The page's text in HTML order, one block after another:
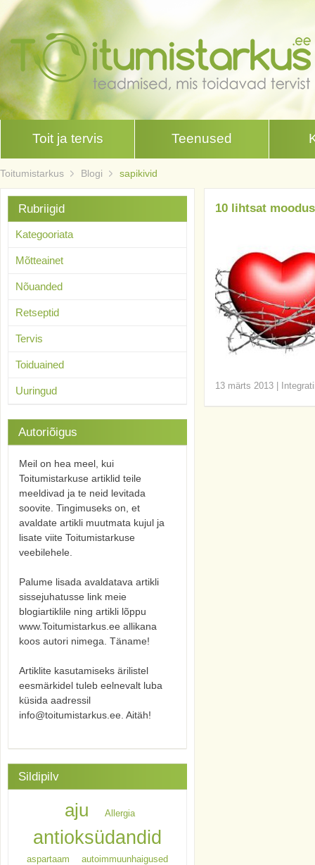
Toit ja tervis Teenused
Toitumistarkus Blogi sapikivid
10 lihtsat
13 märts 2013
Rubriigid
Kategooriata
Mõtteainet
Nõuanded
Retseptid
Tervis
Toiduained
Uuringud
Autoriõigus
Meil on hea meel, kui
Toitumistarkuse artiklid teile
meeldivad ja te neid levitada
soovite. Tingimuseks on, et
avaldate artikli muutmata kujul ja
lisate viite Toitumistarkuse
veebilehele.
Palume lisada avaldatava artikli
sissejuhatusse link meie
blogiartiklile ning artikli lõppu
www.Toitumistarkus.ee allikana
koos autori nimega. Täname!
Artiklite kasutamiseks ärilistel
eesmärkidel tuleb eelnevalt luba
küsida aadressil
info@toitumistarkus.ee. Aitäh!
Sildipilv
aju Allergia
antioksüdandid
aspartaam autoimmuunhaigused